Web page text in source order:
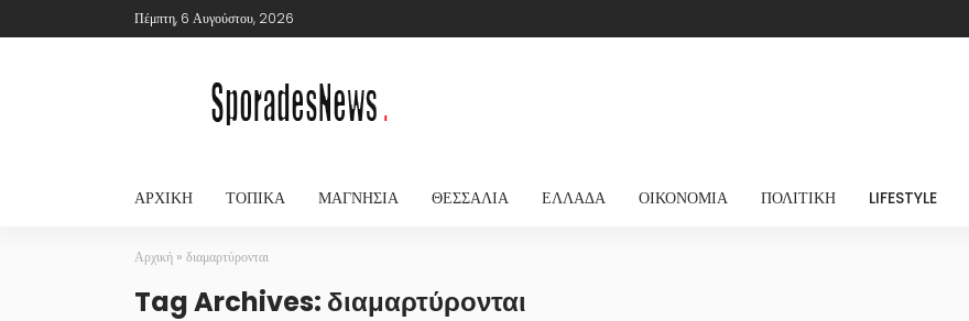
Πέμπτη, 6 Αυγούστου, 2026
ΑΡΧΙΚΉ ΤΟΠΙΚΆ ΜΑΓΝΗΣΊΑ ΘΕΣΣΑΛΊΑ ΕΛΛΆΔΑ ΟΙΚΟΝΟΜΊΑ ΠΟΛΙΤΙΚΉ LIFESTYLE
Αρχική » διαμαρτύρονται
Tag Archives: διαμαρτύρονται